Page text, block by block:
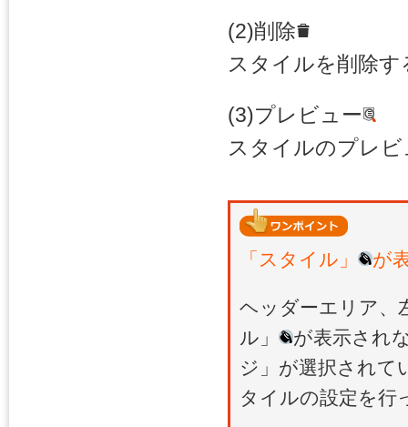
(2)削除
スタイルを削除
(3)プレビュー
スタイルのプレ
「スタイル」 が
ヘッダーエリア、
ル」
が表示され
ジ」が選択されて
タイルの設定を行